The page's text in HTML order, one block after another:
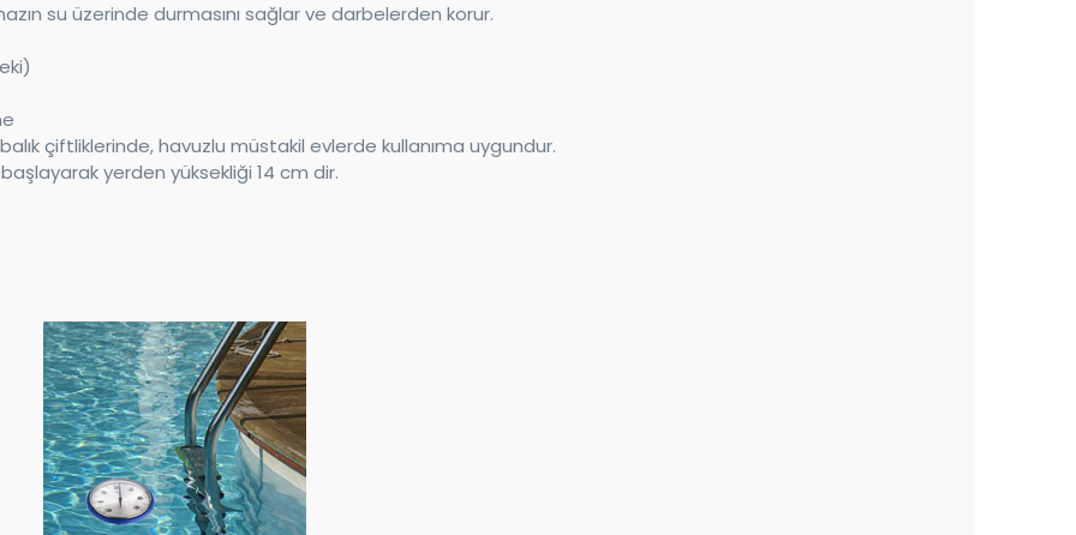
su üzerinde durmasını sağlar ve darbelerden korur.
çiftliklerinde, havuzlu müstakil evlerde kullanıma uygundur.
yerden yüksekliği 14 cm dir.